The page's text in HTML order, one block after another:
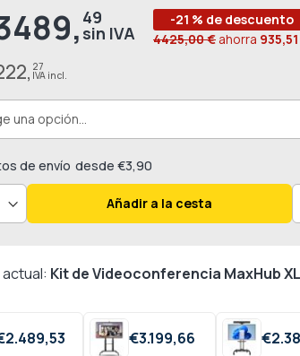
de envío desde €3,90
49
27
-21 % de descuento
4425,00 € ahorra
Añadir a la cesta
Kit de Videoconferencia MaxHub
2.489,53 €3.199,66 €